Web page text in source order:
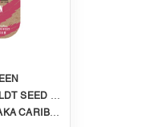
COMPANY
FRUITS X HUMBOLDT DREAM